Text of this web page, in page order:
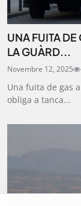
UNA FUITA DE
LA GUÀRD...
Novembre 12, 2025
Una fuita de gas
obliga a tanca...